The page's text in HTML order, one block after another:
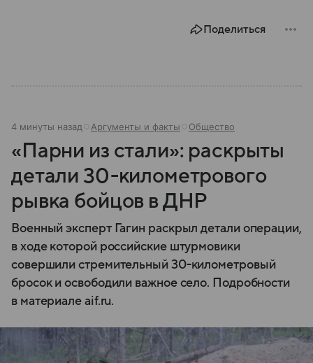
Поделиться
4 минуты назад Аргументы и факты Общество
«Парни из стали»: раскрыты
детали 30-километрового
рывка бойцов в ДНР
Военный эксперт Гагин раскрыл детали операции,
в ходе которой российские штурмовики
совершили стремительный 30-километровый
бросок и освободили важное село. Подробности
в материале aif.ru.